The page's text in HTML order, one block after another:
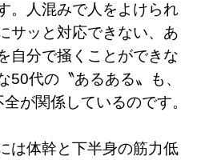
。人混みで人をよけられ
サッと対応できない、あ
自分で掻くことができな
代の〝あるある〟も、
が関係しているのです。
は体幹と下半身の筋力低